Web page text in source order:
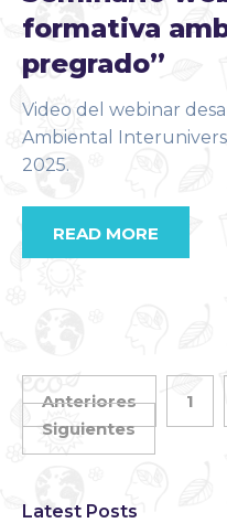
formativa
pregrado”
Video del webinar
Ambiental
2025.
READ MORE
Anteriores 1
Siguientes
Latest Posts